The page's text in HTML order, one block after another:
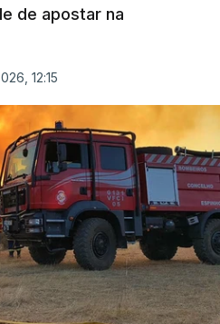
de apostar na
12:15